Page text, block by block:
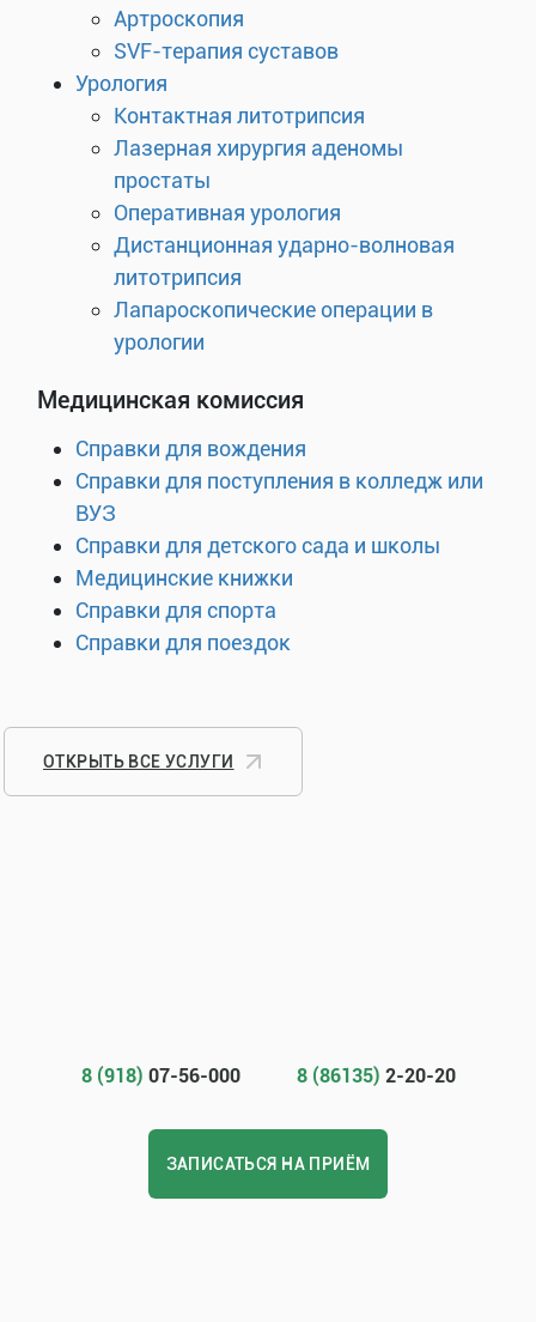
Артроскопия
SVF-терапия суставов
Урология
Контактная литотрипсия
Лазерная хирургия аденомы
простаты
Оперативная урология
Дистанционная ударно-волновая
литотрипсия
Лапароскопические операции в
урологии
Медицинская комиссия
Справки для вождения
Справки для поступления в колледж или
ВУЗ
Справки для детского сада и школы
Медицинские книжки
Справки для спорта
Справки для поездок
ОТКРЫТЬ ВСЕ УСЛУГИ
8 (918) 07-56-000 8 (86135) 2-20-20
ЗАПИСАТЬСЯ НА ПРИЁМ